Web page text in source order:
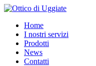
Home
I nostri servizi
Prodotti
News
Contatti